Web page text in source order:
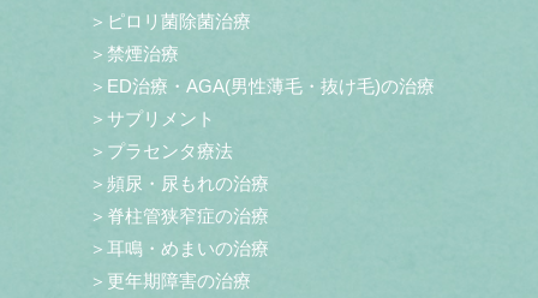
＞ピロリ菌除菌治療
＞禁煙治療
＞ED治療・AGA(男性薄毛・抜け毛)の治療
＞サプリメント
＞プラセンタ療法
＞頻尿・尿もれの治療
＞脊柱管狭窄症の治療
＞耳鳴・めまいの治療
＞更年期障害の治療